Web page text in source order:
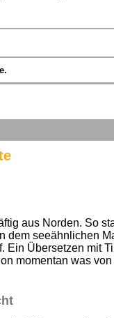
aus Norden. So
dem seeähnlichen
Ein Übersetzen mit
momentan was